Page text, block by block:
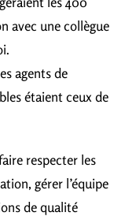
avec une collègue
agents de
étaient ceux de
respecter les
gérer l’équipe
de qualité